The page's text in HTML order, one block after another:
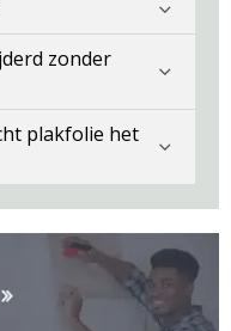
zonder
plakfolie het